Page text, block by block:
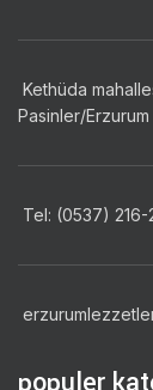
Kethüda
Pasinler/Erzurum
Tel: (0537) 216-
populer